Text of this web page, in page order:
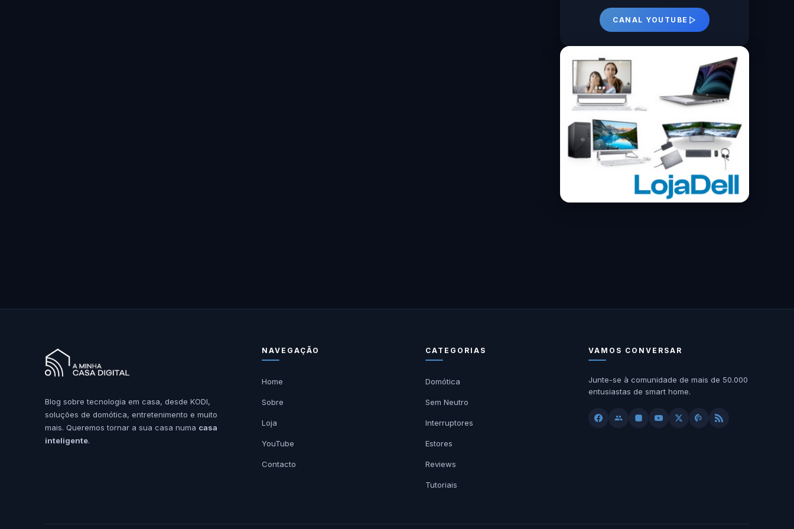
CANAL YOUTUBE
Blog sobre tecnologia em casa, desde KODI,
soluções de domótica, entretenimento e muito
mais. Queremos tornar a sua casa numa casa
inteligente.
NAVEGAÇÃO
Home
Sobre
Loja
YouTube
Contacto
CATEGORIAS
Domótica
Sem Neutro
Interruptores
Estores
Reviews
Tutoriais
VAMOS CONVERSAR
Junte-se à comunidade de mais de 50.000
entusiastas de smart home.